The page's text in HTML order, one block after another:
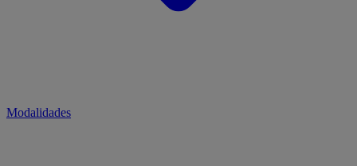
Modalidades